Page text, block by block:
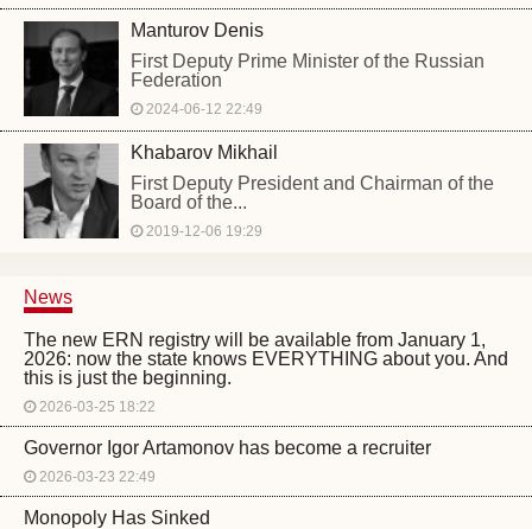
Manturov Denis
First Deputy Prime Minister of the Russian
Federation
2024-06-12 22:49
Khabarov Mikhail
First Deputy President and Chairman of the
Board of the...
2019-12-06 19:29
News
The new ERN registry will be available from January 1,
2026: now the state knows EVERYTHING about you. And
this is just the beginning.
2026-03-25 18:22
Governor Igor Artamonov has become a recruiter
2026-03-23 22:49
Monopoly Has Sinked